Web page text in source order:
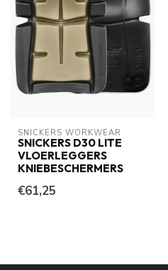
SNICKERS WORKWEAR
SNICKERS D30 LITE
VLOERLEGGERS
KNIEBESCHERMERS
€61,25